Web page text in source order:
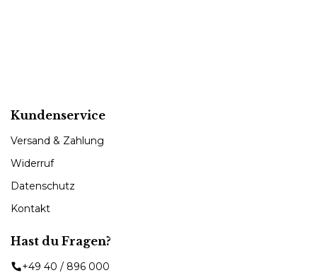
Kundenservice
Versand & Zahlung
Widerruf
Datenschutz
Kontakt
Hast du Fragen?
+49 40 / 896 000